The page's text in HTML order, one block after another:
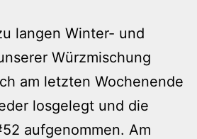
langen Winter- und
Würzmischung
am letzten Wochenende
losgelegt und die
aufgenommen. Am